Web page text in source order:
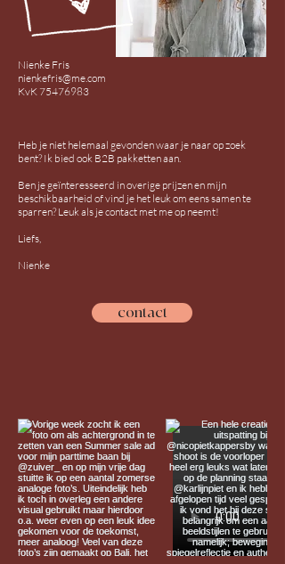
Nienke Fris
nienkefris@me.com
KvK 75476983
Heb je niet helemaal gevonden waar je naar op zoek
bent? Ik bied ook B2B pakketten aan.
Ben je geïnteresseerd in overige prijzen en mijn
beschikbaarheid of vind je het leuk om eens samen te
sparren? Leuk als je contact met me op neemt!​
Liefs,
Nienke
contact